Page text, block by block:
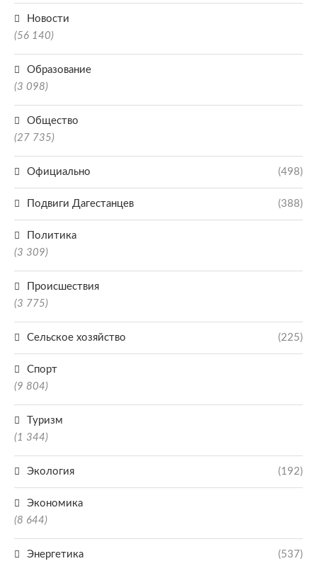
Новости
(56 140)
Образование
(3 098)
Общество
(27 735)
Официально (498)
Подвиги Дагестанцев (388)
Политика
(3 309)
Происшествия
(3 775)
Сельское хозяйство (225)
Спорт
(9 804)
Туризм
(1 344)
Экология (192)
Экономика
(8 644)
Энергетика (537)